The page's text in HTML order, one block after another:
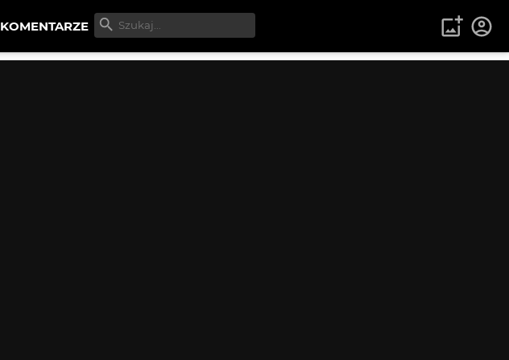
KOMENTARZE